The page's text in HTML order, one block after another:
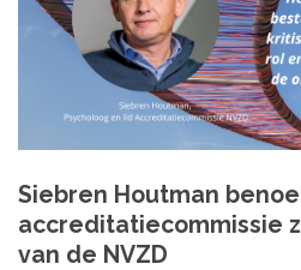
Siebren Houtman
accreditatiecommissie
van de NVZD